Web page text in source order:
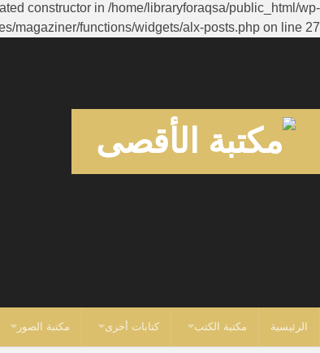
constructor in /home/libraryforaqsa/public_html/wp-
magaziner/functions/widgets/alx-posts.php on line 27
الرئيسية مكتبة الكتب كتابات أخرى مكتبة الصور